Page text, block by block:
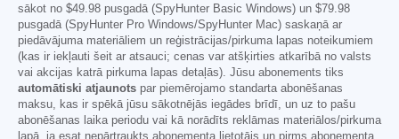
sākot no $49.98 pusgadā (SpyHunter Basic Windows) un $79.98
pusgadā (SpyHunter Pro Windows/SpyHunter Mac) saskaņā ar
piedāvājuma materiāliem un reģistrācijas/pirkuma lapas noteikumiem
(kas ir iekļauti šeit ar atsauci; cenas var atšķirties atkarībā no valsts
vai akcijas katrā pirkuma lapas detaļās). Jūsu abonements tiks
automātiski atjaunots par piemērojamo standarta abonēšanas
maksu, kas ir spēkā jūsu sākotnējās iegādes brīdī, un uz to pašu
abonēšanas laika periodu vai kā norādīts reklāmas materiālos/pirkuma
lapā, ja esat nepārtraukts abonementa lietotājs un pirms abonementa